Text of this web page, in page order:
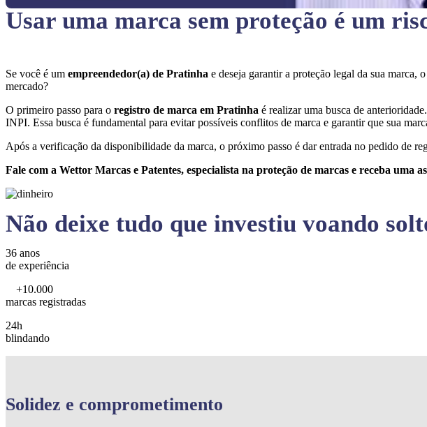
Usar uma marca sem proteção é um
Se você é um empreendedor(a) de Pratinha e deseja garantir a proteção legal da sua marca,
mercado?
O primeiro passo para o registro de marca em Pratinha é realizar uma busca de
INPI. Essa busca é fundamental para evitar possíveis conflitos de marca e garantir que sua
Após a verificação da disponibilidade da marca, o próximo passo é dar entrada no pedido de
Fale com a Wettor Marcas e Patentes, especialista na proteção de marcas e receba uma
Não deixe tudo que investiu voando
36 anos
de experiência
+10.000
marcas registradas
24h
blindando
Solidez e comprometimento